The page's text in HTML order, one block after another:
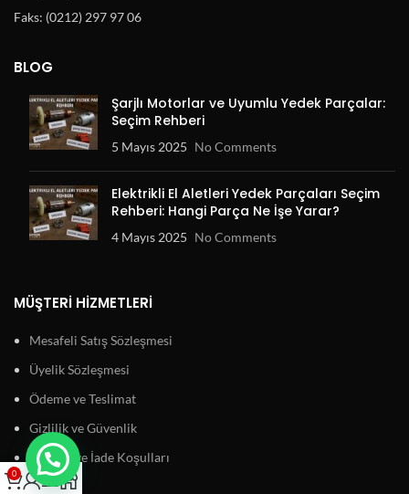
Faks: (0212) 297 97 06
BLOG
Şarjlı Motorlar ve Uyumlu Yedek Parçalar:
Seçim Rehberi
5 Mayıs 2025 No Comments
Elektrikli El Aletleri Yedek Parçaları Seçim
Rehberi: Hangi Parça Ne İşe Yarar?
4 Mayıs 2025 No Comments
MÜŞTERI HIZMETLERI
Mesafeli Satış Sözleşmesi
Üyelik Sözleşmesi
Ödeme ve Teslimat
Gizlilik ve Güvenlik
Garanti ve İade Koşulları
0